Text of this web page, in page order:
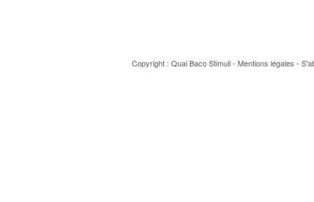
Copyright : Quai BacoStimuli- Mentions légales -